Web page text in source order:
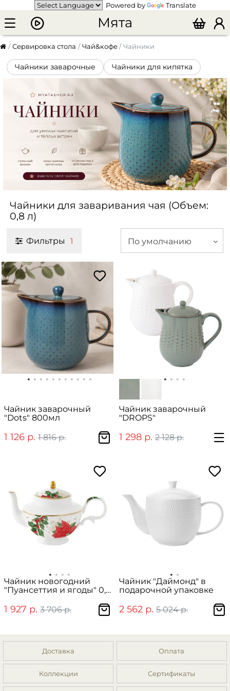
Powered by Translate
Мята
Сервировка стола Чай&кофе Чайники
Чайники заварочные Чайники для кипятка
Чайники для заваривания чая (Объем:
0,8 л)
Фильтры 1 По умолчанию
Чайник заварочный
"Dots" 800мл
1 126 р. 1 816 р.
Чайник заварочный
"DROPS"
1 298 р. 2 128 р.
Чайник новогодний
"Пуансеттия и ягоды" 0,8
1 927 р. 3 706 р.
Чайник "Даймонд" в
подарочной упаковке
2 562 р. 5 024 р.
Доставка Оплата
Коллекции Сертификаты